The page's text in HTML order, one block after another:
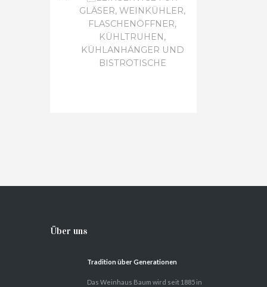
GLÄSER, WEINKÜHLER,
FLASCHENÖFFNER,
KÜHLTRUHEN,
KÜHLANHÄNGER UND
BISTROTISCHE
Über uns
Tradition über Generationen
Das Weinhaus Baum wird seit 1885 in